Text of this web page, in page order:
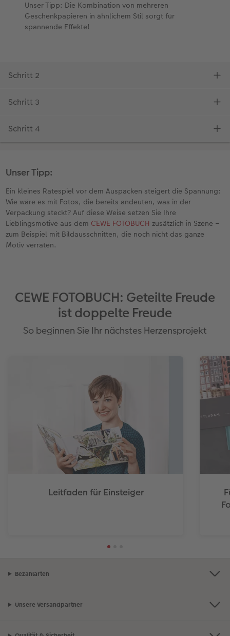
Unser Tipp:
Ein kleines Ratespiel vor dem Auspacken steigert die Spannung:
Wie wäre es mit Fotos, die bereits andeuten, was in der
Verpackung steckt? Auf diese Weise setzen Sie Ihre
Lieblingsmotive aus dem CEWE FOTOBUCH zusätzlich in Szene –
zum Beispiel mit Bildausschnitten, die noch nicht das ganze
Motiv verraten.
CEWE FOTOBUCH: Geteilte Freude
ist doppelte Freude
So beginnen Sie Ihr nächstes Herzensprojekt
Leitfaden für Einsteiger
Bezahlarten
Unsere Versandpartner